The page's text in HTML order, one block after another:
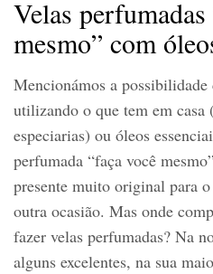
Velas perfumadas
mesmo” com
Mencionámos a
utilizando o que tem em casa
especiarias) ou óleos
perfumada “faça você
presente muito original para
outra ocasião. Mas onde
fazer velas perfumadas? Na
alguns excelentes, na sua